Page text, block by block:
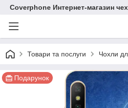
Coverphone Интернет-магазин
Товари та послуги Чохли
Подарунок